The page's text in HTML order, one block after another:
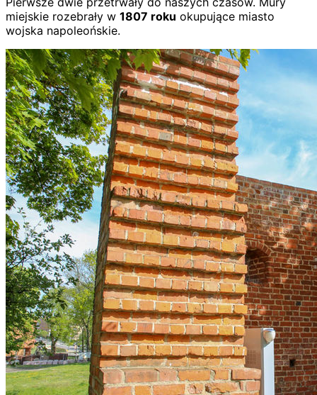
miejskie rozebrały w 1807 roku okupujące miasto
wojska napoleońskie.